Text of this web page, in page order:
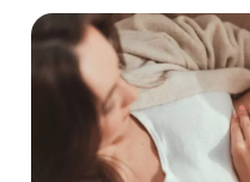
podstawie wywiadu
zarówno z kobietą, jak i
diagnostycznych